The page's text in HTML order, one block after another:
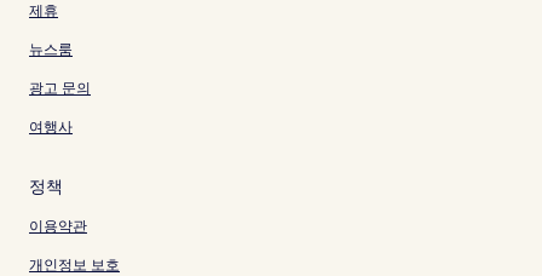
제휴
뉴스룸
광고 문의
여행사
정책
이용약관
개인정보 보호